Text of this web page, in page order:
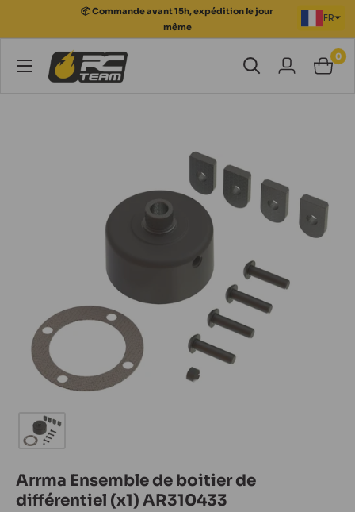
📦 Commande avant 15h, expédition le jour
même
FR
RC
Team
0
Arrma Ensemble de boitier de
différentiel (x1) AR310433